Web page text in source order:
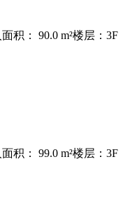
面积： 90.0 m²楼层：3F
面积： 99.0 m²楼层：3F